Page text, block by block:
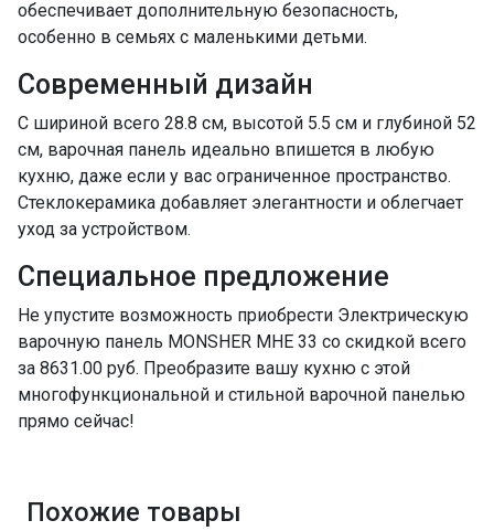
обеспечивает дополнительную безопасность,
особенно в семьях с маленькими детьми.
Современный дизайн
С шириной всего 28.8 см, высотой 5.5 см и глубиной 52
см, варочная панель идеально впишется в любую
кухню, даже если у вас ограниченное пространство.
Стеклокерамика добавляет элегантности и облегчает
уход за устройством.
Специальное предложение
Не упустите возможность приобрести Электрическую
варочную панель MONSHER MHE 33 со скидкой всего
за 8631.00 руб. Преобразите вашу кухню с этой
многофункциональной и стильной варочной панелью
прямо сейчас!
Похожие товары